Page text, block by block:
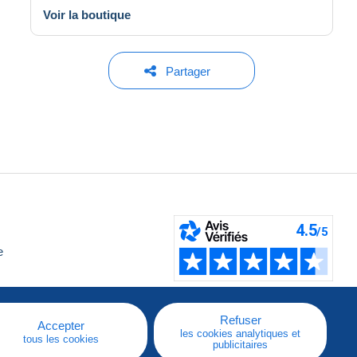
Voir la boutique
Partager
Accepter
tous les cookies
Refuser
les cookies analytiques et
publicitaires